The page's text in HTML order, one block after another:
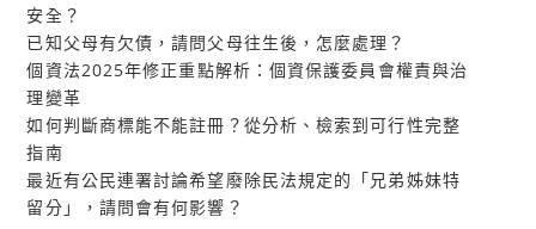
安全？
已知父母有欠債，請問父母往生後，怎麼處理？
個資法2025年修正重點解析：個資保護委員會權責與治
理變革
如何判斷商標能不能註冊？從分析、檢索到可行性完整
指南
最近有公民連署討論希望廢除民法規定的「兄弟姊妹特
留分」，請問會有何影響？